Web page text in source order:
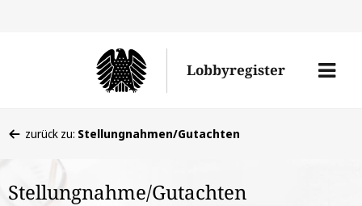
Lobbyregister
Menü
befinden
hier:
zurück zu: Stellungnahmen/Gutachten
Stellungnahme/Gutachten